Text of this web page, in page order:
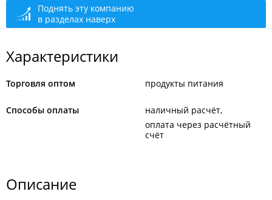
открыто: 09:00–18:00
Поднять эту компанию
в разделах наверх
Характеристики
Торговля оптом продукты питания
Способы оплаты
наличный расчёт
оплата через расчётный
счёт
Описание